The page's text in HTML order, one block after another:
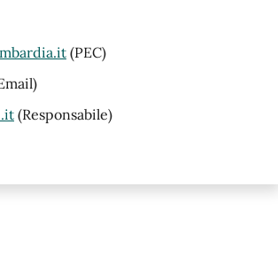
(PEC)
(Responsabile)